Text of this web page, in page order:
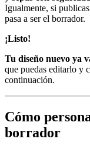
Igualmente, si
pasa a ser el borrador.
¡Listo!
Tu diseño nuevo ya
que puedas editarlo y
continuación.
Cómo
borrador